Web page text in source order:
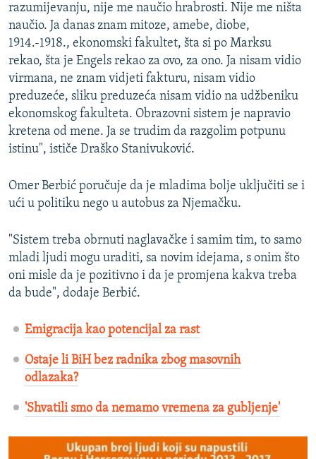
razumijevanju, nije me naučio hrabrosti. Nije me ništa
naučio. Ja danas znam mitoze, amebe, diobe,
1914.-1918., ekonomski fakultet, šta si po Marksu
rekao, šta je Engels rekao za ovo, za ono. Ja nisam vidio
virmana, ne znam vidjeti fakturu, nisam vidio
preduzeće, sliku preduzeća nisam vidio na udžbeniku
ekonomskog fakulteta. Obrazovni sistem je napravio
kretena od mene. Ja se trudim da razgolim potpunu
istinu", ističe Draško Stanivuković.
Omer Berbić poručuje da je mladima bolje uključiti se i
ući u politiku nego u autobus za Njemačku.
"Sistem treba obrnuti naglavačke i samim tim, to samo
mladi ljudi mogu uraditi, sa novim idejama, s onim što
oni misle da je pozitivno i da je promjena kakva treba
da bude", dodaje Berbić.
Emigracija kao potencijal za rast
Ostaje li BiH bez radnika zbog masovnih
odlazaka?
'Shvatili smo da nemamo vremena za gubljenje'